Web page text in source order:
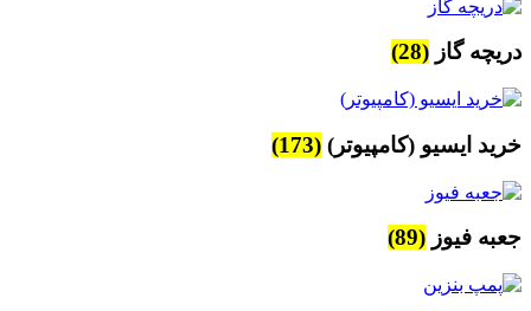
دریچه گاز (28)
خرید ایسیو (کامپیوتر) (173)
جعبه فیوز (89)